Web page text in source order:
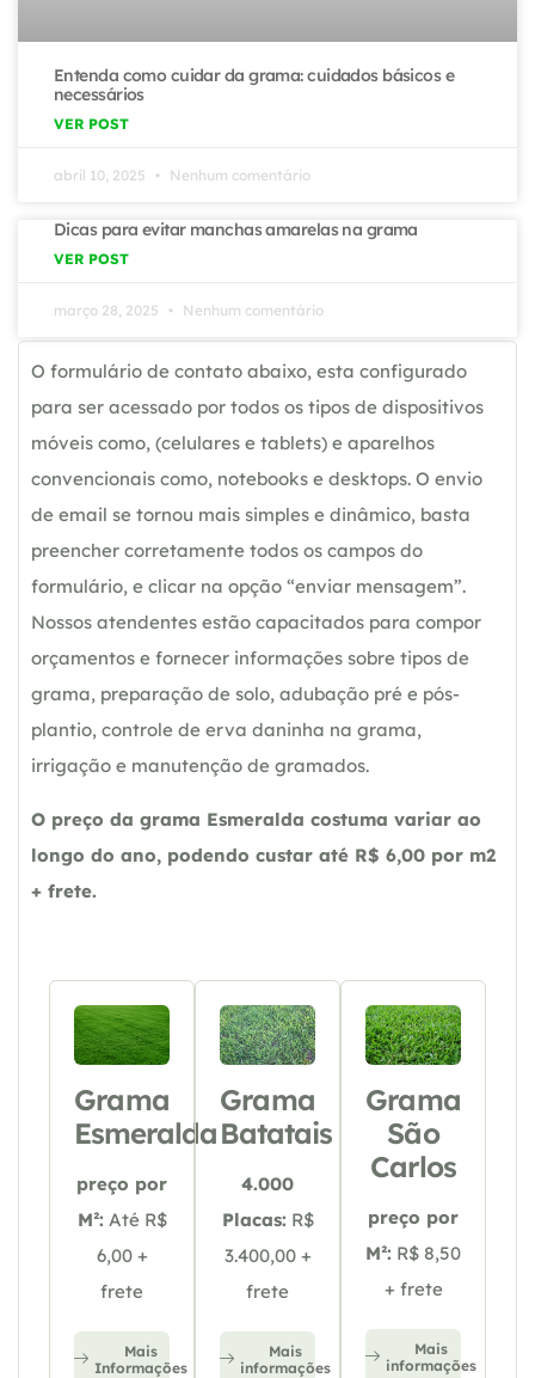
Entenda como cuidar da grama: cuidados básicos e
necessários
VER POST
abril 10, 2025 Nenhum comentário
Dicas para evitar manchas amarelas na grama
VER POST
março 28, 2025 Nenhum comentário
O formulário de contato abaixo, esta configurado
para ser acessado por todos os tipos de dispositivos
móveis como, (celulares e tablets) e aparelhos
convencionais como, notebooks e desktops. O envio
de email se tornou mais simples e dinâmico, basta
preencher corretamente todos os campos do
formulário, e clicar na opção “enviar mensagem”.
Nossos atendentes estão capacitados para compor
orçamentos e fornecer informações sobre tipos de
grama, preparação de solo, adubação pré e pós-
plantio, controle de erva daninha na grama,
irrigação e manutenção de gramados.
O preço da grama Esmeralda costuma variar ao
longo do ano, podendo custar até R$ 6,00 por m2
+ frete.
Grama
Esmeralda
preço por
M²: Até R$
6,00 +
frete
Mais
Informações
Grama
Batatais
4.000
Placas: R$
3.400,00 +
frete
Mais
informações
Grama
São
Carlos
preço por
M²: R$ 8,50
+ frete
Mais
informações